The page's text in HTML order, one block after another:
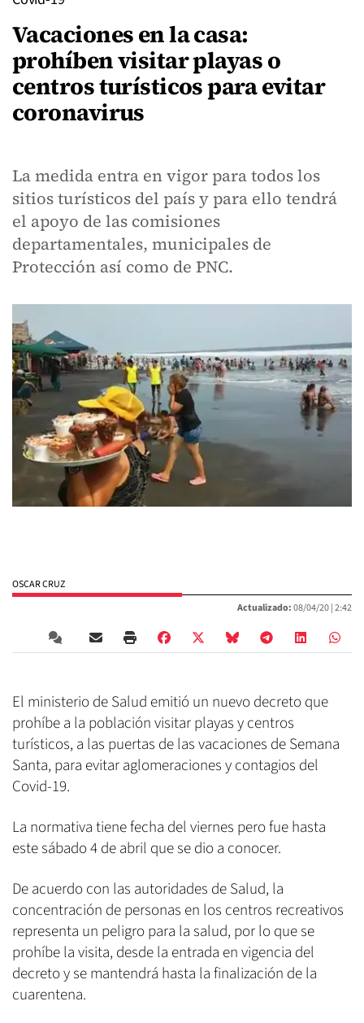
Vacaciones en la casa:
prohíben visitar playas o
centros turísticos para evitar
coronavirus
La medida entra en vigor para todos los
sitios turísticos del país y para ello tendrá
el apoyo de las comisiones
departamentales, municipales de
Protección así como de PNC.
OSCAR CRUZ
Actualizado:08/04/20 |2:42
El ministerio de Salud emitió un nuevo decreto que
prohíbe a la población visitar playas y centros
turísticos, a las puertas de las vacaciones de Semana
Santa, para evitar aglomeraciones y contagios del
Covid-19.
La normativa tiene fecha del viernes pero fue hasta
este sábado 4 de abril que se dio a conocer.
De acuerdo con las autoridades de Salud, la
concentración de personas en los centros recreativos
representa un peligro para la salud, por lo que se
prohíbe la visita, desde la entrada en vigencia del
decreto y se mantendrá hasta la finalización de la
cuarentena.